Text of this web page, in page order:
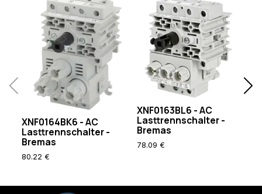
XNF0164BK6 - AC
Lasttrennschalter -
Bremas
80.22 €
XNF0163BL6 - AC
Lasttrennschalter -
Bremas
78.09 €